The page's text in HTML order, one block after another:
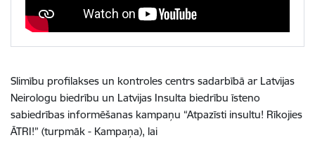
Slimību profilakses un kontroles centrs sadarbībā ar Latvijas
Neirologu biedrību un Latvijas Insulta biedrību īsteno
sabiedrības informēšanas kampaņu “Atpazīsti insultu! Rīkojies
ĀTRI!” (turpmāk - Kampaņa), lai